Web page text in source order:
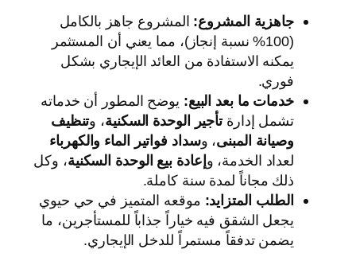
جاهزية المشروع: المشروع جاهز بالكامل
(100% نسبة إنجاز)، مما يعني أن المستثمر
يمكنه الاستفادة من العائد الإيجاري بشكل
فوري.
خدمات ما بعد البيع: يوضح المطور أن خدماته
تشمل إدارةتأجير الوحدة السكنية، وتنظيف
وصيانة المبنى، وسداد فواتير الماء والكهرباء
لعداد الخدمة، و إعادة بيع الوحدة السكنية، وكل
ذلك مجاناً لمدة سنة كاملة.
الطلب المتزايد: موقعه المتميز في حي حيوي
يجعل الشقق فيه خياراً جذاباً للمستأجرين، ما
يضمن تدفقاً مستمراً للدخل الإيجاري.